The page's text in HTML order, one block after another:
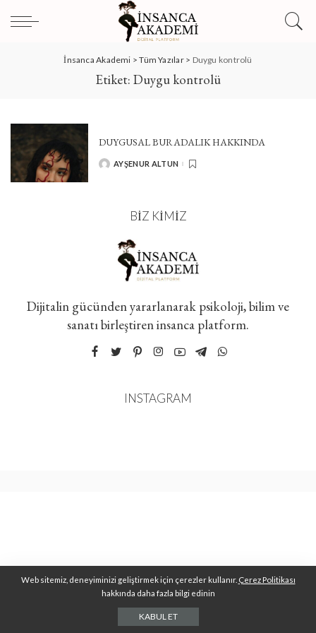
İnsanca Akademi >Tüm Yazılar> Duygu kontrolü
Etiket: Duygu kontrolü
DUYGUSAL BURADALIK HAKKINDA
POSTED
AYŞENUR ALTUN
BIZ KIMIZ
Dijitalin gücünden yararlanarak psikoloji, bilim ve
sanatı birleştiren insanca platform.
INSTAGRAM
Web sitemiz, deneyiminizi geliştirmek için çerezler kullanır. Çerez Politikası
hakkında daha fazla bilgi edinin
KABUL ET